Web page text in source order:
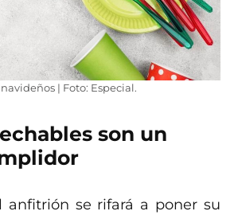
| Foto: Especial.
son un
anfitrión se rifará a poner su